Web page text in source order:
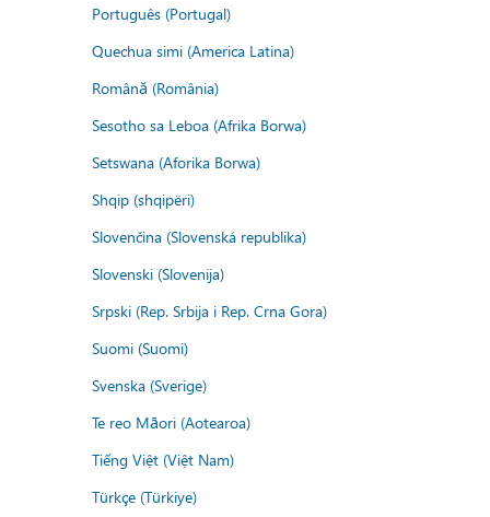
Português (Portugal)
Quechua simi (America Latina)
Română (România)
Sesotho sa Leboa (Afrika Borwa)
Setswana (Aforika Borwa)
Shqip (shqipëri)
Slovenčina (Slovenská republika)
Slovenski (Slovenija)
Srpski (Rep. Srbija i Rep. Crna Gora)
Suomi (Suomi)
Svenska (Sverige)
Te reo Māori (Aotearoa)
Tiếng Việt (Việt Nam)
Türkçe (Türkiye)